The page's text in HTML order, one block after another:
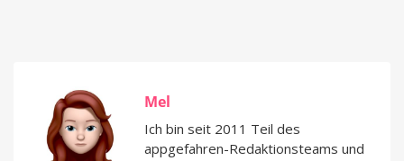
Mel
Ich bin seit 2011 Teil des
appgefahren-Redaktionsteams und